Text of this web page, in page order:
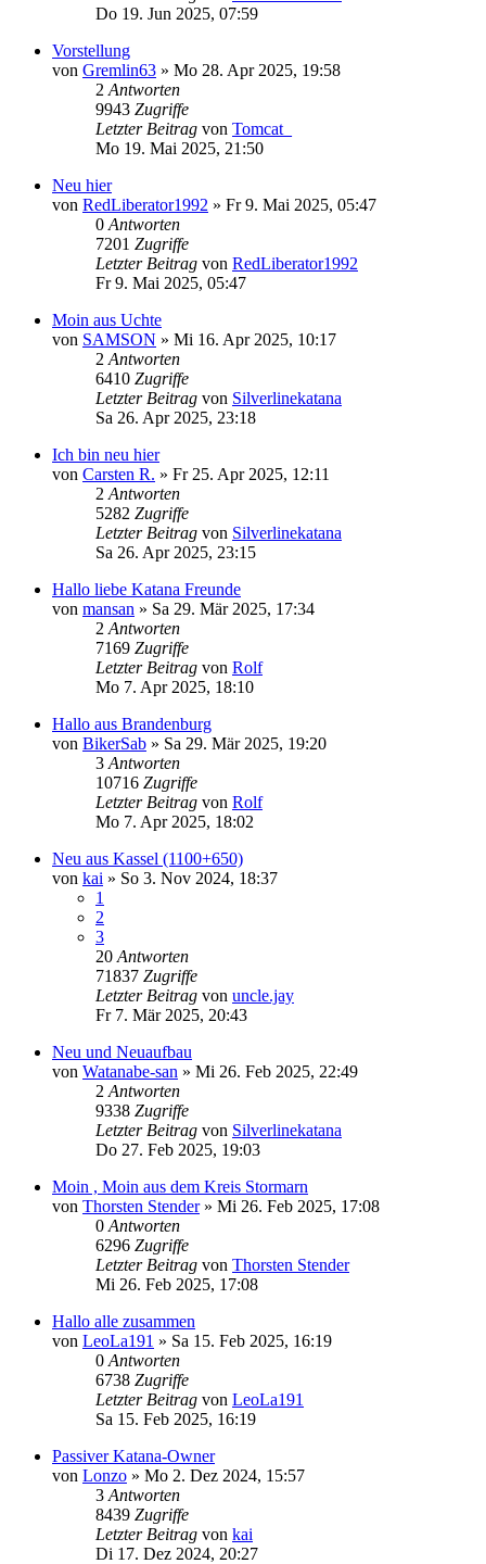
Do 19. Jun 2025, 07:59
Vorstellung
von Gremlin63 » Mo 28. Apr 2025, 19:58
2 Antworten
9943 Zugriffe
Letzter Beitrag von Tomcat_
Mo 19. Mai 2025, 21:50
Neu hier
von RedLiberator1992 » Fr 9. Mai 2025, 05:47
0 Antworten
7201 Zugriffe
Letzter Beitrag von RedLiberator1992
Fr 9. Mai 2025, 05:47
Moin aus Uchte
von SAMSON » Mi 16. Apr 2025, 10:17
2 Antworten
6410 Zugriffe
Letzter Beitrag von Silverlinekatana
Sa 26. Apr 2025, 23:18
Ich bin neu hier
von Carsten R. » Fr 25. Apr 2025, 12:11
2 Antworten
5282 Zugriffe
Letzter Beitrag von Silverlinekatana
Sa 26. Apr 2025, 23:15
Hallo liebe Katana Freunde
von mansan » Sa 29. Mär 2025, 17:34
2 Antworten
7169 Zugriffe
Letzter Beitrag von Rolf
Mo 7. Apr 2025, 18:10
Hallo aus Brandenburg
von BikerSab » Sa 29. Mär 2025, 19:20
3 Antworten
10716 Zugriffe
Letzter Beitrag von Rolf
Mo 7. Apr 2025, 18:02
Neu aus Kassel (1100+650)
von kai » So 3. Nov 2024, 18:37
1
2
3
20 Antworten
71837 Zugriffe
Letzter Beitrag von uncle.jay
Fr 7. Mär 2025, 20:43
Neu und Neuaufbau
von Watanabe-san » Mi 26. Feb 2025, 22:49
2 Antworten
9338 Zugriffe
Letzter Beitrag von Silverlinekatana
Do 27. Feb 2025, 19:03
Moin , Moin aus dem Kreis Stormarn
von Thorsten Stender» Mi 26. Feb 2025, 17:08
0 Antworten
6296 Zugriffe
Letzter Beitrag von Thorsten Stender
Mi 26. Feb 2025, 17:08
Hallo alle zusammen
von LeoLa191 » Sa 15. Feb 2025, 16:19
0 Antworten
6738 Zugriffe
Letzter Beitrag von LeoLa191
Sa 15. Feb 2025, 16:19
Passiver Katana-Owner
von Lonzo » Mo 2. Dez 2024, 15:57
3 Antworten
8439 Zugriffe
Letzter Beitrag von kai
Di 17. Dez 2024, 20:27